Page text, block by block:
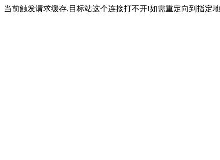
当前触发请求缓存,目标站这个连接打不开!如需重定向到指定